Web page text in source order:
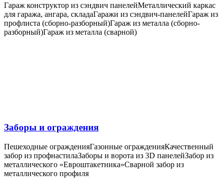
Гараж конструктор из сэндвич панелейМеталлический каркас
для гаража, ангара, складаГаражи из сэндвич-панелейГараж из
профлиста (сборно-разборный)Гараж из металла (сборно-
разборный)Гараж из металла (сварной)
Заборы и ограждения
Пешеходные огражденияГазонные огражденияКачественный
забор из профнастилаЗаборы и ворота из 3D панелейЗабор из
металлического «Евроштакетника»Сварной забор из
металлического профиля